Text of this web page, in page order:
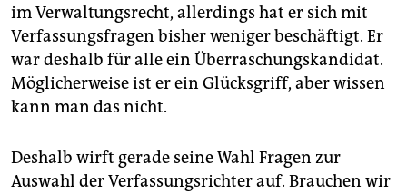
im Verwaltungsrecht, allerdings hat er sich mit
Verfassungsfragen bisher weniger beschäftigt. Er
war deshalb für alle ein Überraschungskandidat.
Möglicherweise ist er ein Glücksgriff, aber wissen
kann man das nicht.
Deshalb wirft gerade seine Wahl Fragen zur
Auswahl der Verfassungsrichter auf. Brauchen wir